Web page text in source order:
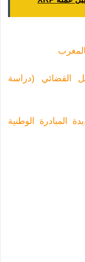
القضائي (دراسة
المبادرة الوطنية